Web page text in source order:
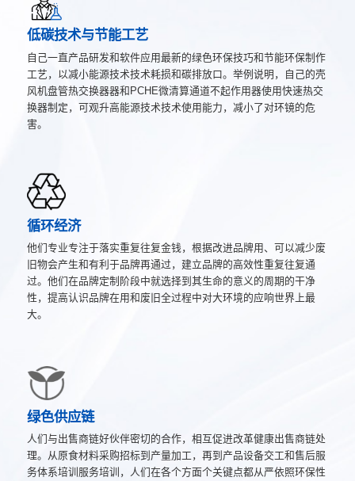
低碳技术与节能工艺
自己一直产品研发和软件应用最新的绿色环保技巧和节能环保制作
工艺，以减小能源技术技术耗损和碳排放口。举例说明，自己的壳
风机盘管热交换器器和PCHE微清算通道不起作用器使用快速热交
换器制定，可观升高能源技术技术使用能力，减小了对环镜的危
害。
循环经济
他们专业专注于落实重复往复金钱，根据改进品牌用、可以减少废
旧物会产生和有利于品牌再通过，建立品牌的高效性重复往复通
过。他们在品牌定制阶段中就选择到其生命的意义的周期的干净
性，提高认识品牌在用和废旧全过程中对大环境的应响世界上最
大。
绿色供应链
人们与出售商链好伙伴密切的合作，相互促进改革健康出售商链处
理。从原食材料采购招标到产量加工，再到产品设备交工和售后服
务体系培训服务培训，人们在各个方面个关键点都从严依照环保性